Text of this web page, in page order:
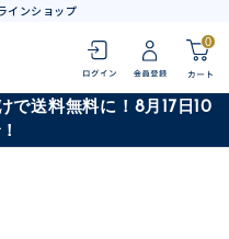
インショップ
0
で送料無料に！8月17日10